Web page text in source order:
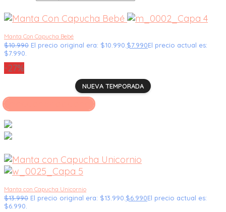
Manta Con Capucha Bebé
$10.990 El precio original era: $10.990. $7.990El precio actual es:
$7.990.
-27%
NUEVA TEMPORADA
Seleccionar opciones
Manta con Capucha Unicornio
$13.990 El precio original era: $13.990. $6.990El precio actual es:
$6.990.